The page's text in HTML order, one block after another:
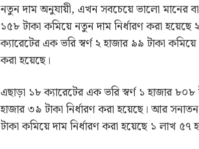
নতুন দাম অনুযায়ী, এখন সবচেয়ে ভালো মানের বা
১৫৮ টাকা কমিয়ে নতুন দাম নির্ধারণ করা
ক্যারেটের এক ভরি স্বর্ণ ২ হাজার ৯৯ টাকা
করা হয়েছে।
এছাড়া ১৮ ক্যারেটের এক ভরি স্বর্ণ ১ হাজার
হাজার ৩৯ টাকা নির্ধারণ করা হয়েছে। আর
টাকা কমিয়ে দাম নির্ধারণ করা হয়েছে ১ লাখ ৫৭